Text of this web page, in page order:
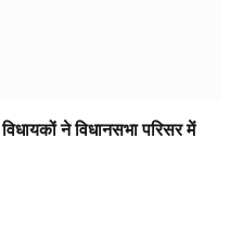
ने विधानसभा परिसर में